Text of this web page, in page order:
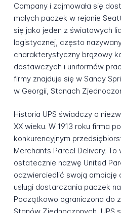
Company i zajmowała się
małych paczek w rejonie
się jako jeden z światowych
logistycznej, często
charakterystyczny brązowy
dostawczych i uniformów
firmy znajduje się w Sandy
w Georgii, Stanach
Historia UPS świadczy o
XX wieku. W 1913 roku firma
konkurencyjnym
Merchants Parcel Delivery. To
ostatecznie nazwę United
odzwierciedlić swoją ambicję
usługi dostarczania paczek
Początkowo ograniczona do